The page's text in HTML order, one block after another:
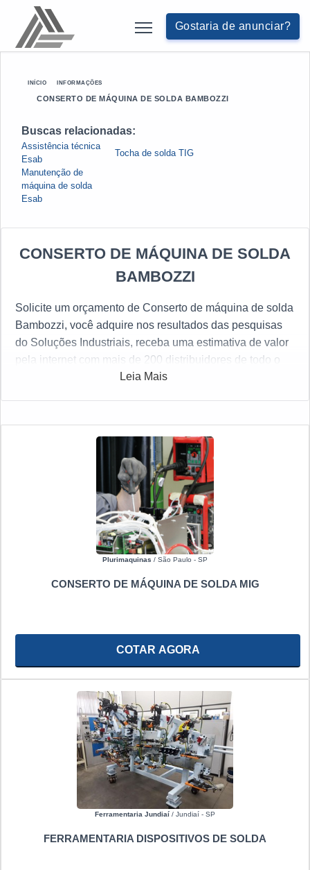
Gostaria de anunciar?
INÍCIO INFORMAÇÕES
CONSERTO DE MÁQUINA DE SOLDA BAMBOZZI
Buscas relacionadas:
Assistência técnica
Esab
Tocha de solda TIG
Manutenção de
máquina de solda
Esab
CONSERTO DE MÁQUINA DE SOLDA
BAMBOZZI
Solicite um orçamento de Conserto de máquina de solda
Bambozzi, você adquire nos resultados das pesquisas
do Soluções Industriais, receba uma estimativa de valor
pela internet com mais de 200 distribuidores de todo o
Brasil gratuitamente para todo o Brasil
Leia Mais
Plurimaquinas / São Paulo - SP
CONSERTO DE MÁQUINA DE SOLDA MIG
COTAR AGORA
Ferramentaria Jundiaí / Jundiaí - SP
FERRAMENTARIA DISPOSITIVOS DE SOLDA